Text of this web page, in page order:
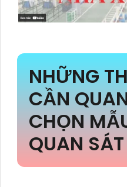
NHỮNG
CẦN
CHỌN
QUAN SÁT